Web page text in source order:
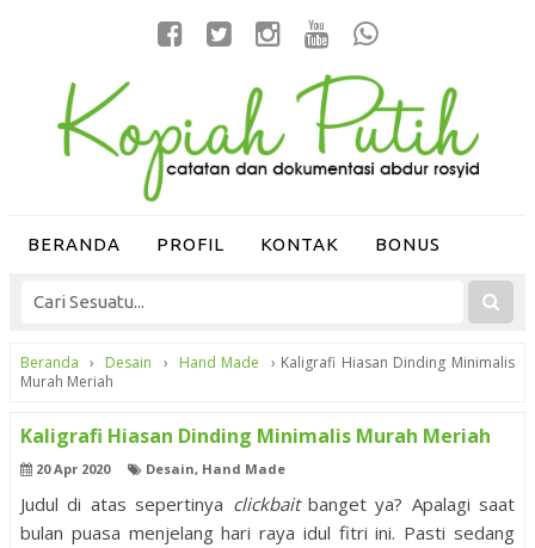
BERANDA PROFIL KONTAK BONUS
Beranda › Desain › Hand Made › Kaligrafi Hiasan Dinding Minimalis
Murah Meriah
Kaligrafi Hiasan Dinding Minimalis Murah Meriah
20 Apr 2020 Desain, Hand Made
Judul di atas sepertinya clickbait banget ya? Apalagi saat
bulan puasa menjelang hari raya idul fitri ini. Pasti sedang